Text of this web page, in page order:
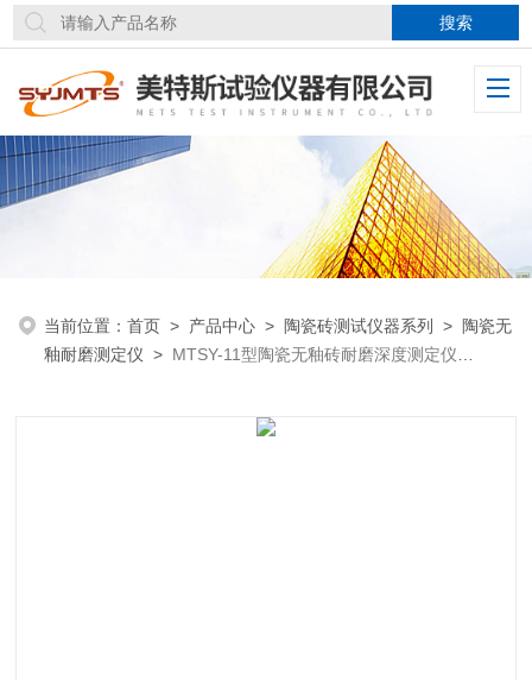
当前位置：首页 > 产品中心 > 陶瓷砖测试仪器系列 > 陶瓷无
釉耐磨测定仪 > MTSY-11型陶瓷无釉砖耐磨深度测定仪